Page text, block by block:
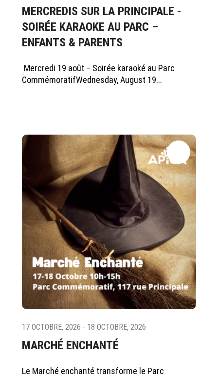
MERCREDIS SUR LA PRINCIPALE -
SOIRÉE KARAOKE AU PARC –
ENFANTS & PARENTS
Mercredi 19 août – Soirée karaoké au Parc
CommémoratifWednesday, August 19...
17 OCTOBRE, 2026 - 18 OCTOBRE, 2026
MARCHÉ ENCHANTÉ
Le Marché enchanté transforme le Parc